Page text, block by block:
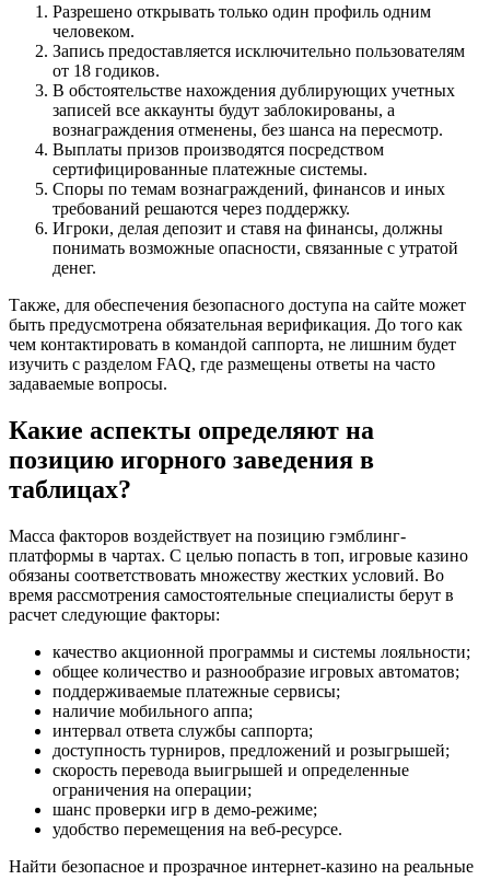
Разрешено открывать только один профиль одним
человеком.
Запись предоставляется исключительно пользователям
от 18 годиков.
В обстоятельстве нахождения дублирующих учетных
записей все аккаунты будут заблокированы, а
вознаграждения отменены, без шанса на пересмотр.
Выплаты призов производятся посредством
сертифицированные платежные системы.
Споры по темам вознаграждений, финансов и иных
требований решаются через поддержку.
Игроки, делая депозит и ставя на финансы, должны
понимать возможные опасности, связанные с утратой
денег.
Также, для обеспечения безопасного доступа на сайте может
быть предусмотрена обязательная верификация. До того как
чем контактировать в командой саппорта, не лишним будет
изучить с разделом FAQ, где размещены ответы на часто
задаваемые вопросы.
Какие аспекты определяют на
позицию игорного заведения в
таблицах?
Масса факторов воздействует на позицию гэмблинг-
платформы в чартах. С целью попасть в топ, игровые казино
обязаны соответствовать множеству жестких условий. Во
время рассмотрения самостоятельные специалисты берут в
расчет следующие факторы:
качество акционной программы и системы лояльности;
общее количество и разнообразие игровых автоматов;
поддерживаемые платежные сервисы;
наличие мобильного аппа;
интервал ответа службы саппорта;
доступность турниров, предложений и розыгрышей;
скорость перевода выигрышей и определенные
ограничения на операции;
шанс проверки игр в демо-режиме;
удобство перемещения на веб-ресурсе.
Найти безопасное и прозрачное интернет-казино на реальные